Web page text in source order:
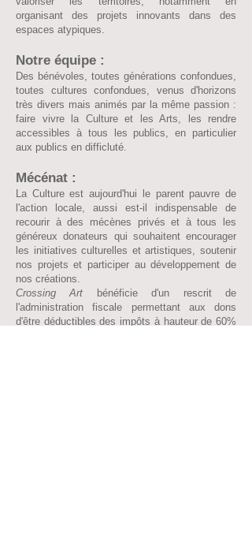
organisant des projets innovants dans des
espaces atypiques.
Notre équipe :
Des bénévoles, toutes générations confondues,
toutes cultures confondues, venus d'horizons
très divers mais animés par la même passion :
faire vivre la Culture et les Arts, les rendre
accessibles à tous les publics, en particulier
aux publics en difficluté.
Mécénat :
La Culture est aujourd'hui le parent pauvre de
l'action locale, aussi est-il indispensable de
recourir à des mécènes privés et à tous les
généreux donateurs qui souhaitent encourager
les initiatives culturelles et artistiques, soutenir
nos projets et participer au développement de
nos créations.
Crossing Art
bénéficie d'un rescrit de
l'administration fiscale permettant aux dons
d'être déductibles des impôts à hauteur de 60%